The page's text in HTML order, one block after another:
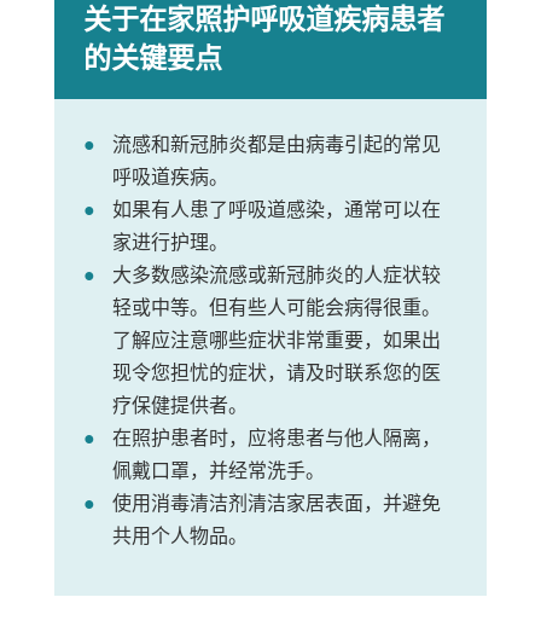
关于在家照护呼吸道疾病患者
的关键要点
流感和新冠肺炎都是由病毒引起的常见
呼吸道疾病。
如果有人患了呼吸道感染，通常可以在
家进行护理。
大多数感染流感或新冠肺炎的人症状较
轻或中等。但有些人可能会病得很重。
了解应注意哪些症状非常重要，如果出
现令您担忧的症状，请及时联系您的医
疗保健提供者。
在照护患者时，应将患者与他人隔离，
佩戴口罩，并经常洗手。
使用消毒清洁剂清洁家居表面，并避免
共用个人物品。